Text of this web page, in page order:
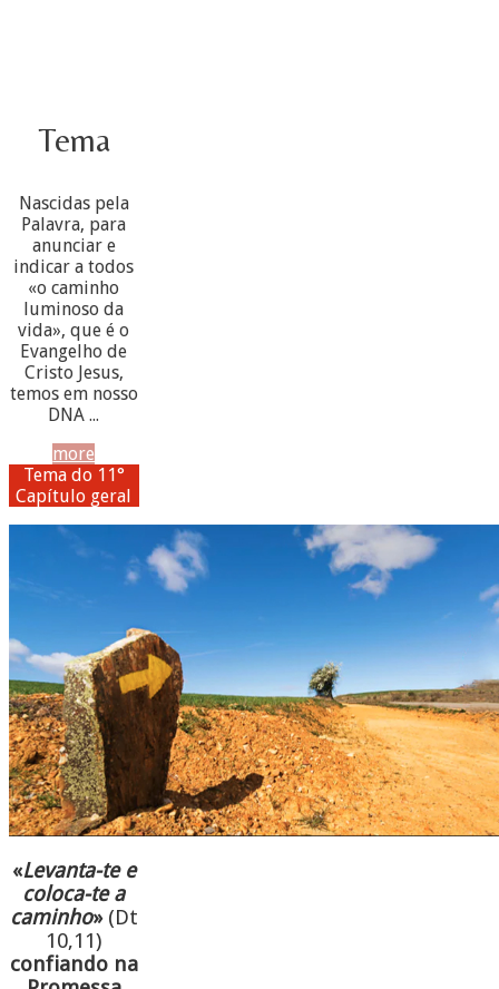
Tema
Nascidas pela
Palavra, para
anunciar e
indicar a todos
«o caminho
luminoso da
vida», que é o
Evangelho de
Cristo Jesus,
temos em nosso
DNA ...
more
Tema do 11°
Capítulo geral
«Levanta-te e
coloca-te a
caminho»(Dt
10,11)
confiando na